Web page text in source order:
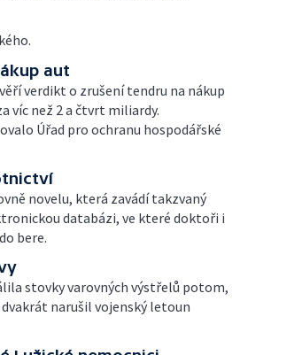
aut
verdikt o zrušení tendru na nákup
víc než 2 a čtvrt miliardy.
Úřad pro ochranu hospodářské
novelu, která zavádí takzvaný
databázi, ve které doktoři i
bere.
stovky varovných výstřelů potom,
narušil vojenský letoun